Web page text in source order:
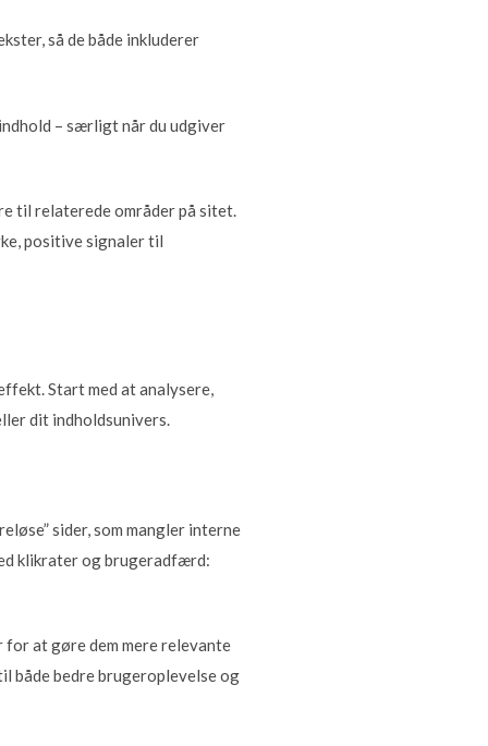
så de både inkluderer
– særligt når du udgiver
til relaterede områder på sitet.
positive signaler til
Start med at analysere,
dit indholdsunivers.
sider, som mangler interne
klikrater og brugeradfærd:
for at gøre dem mere relevante
både bedre brugeroplevelse og